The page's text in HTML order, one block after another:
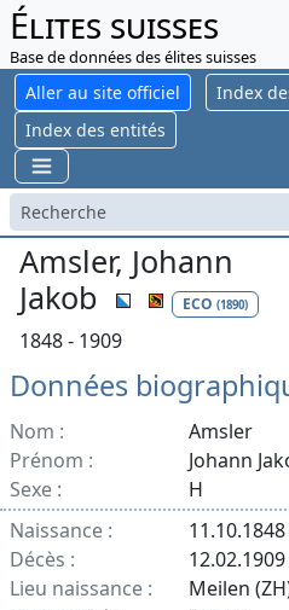
Élites suisses
Base de données des élites suisses
Aller au site officiel
Index
Index des entités
Amsler, Johann
Jakob
ECO (1890)
1848 - 1909
Données
Nom :
Amsler
Prénom :
Johann
Sexe :
H
Naissance :
11.10.1848
Décès :
12.02.1909
Lieu naissance :
Meilen